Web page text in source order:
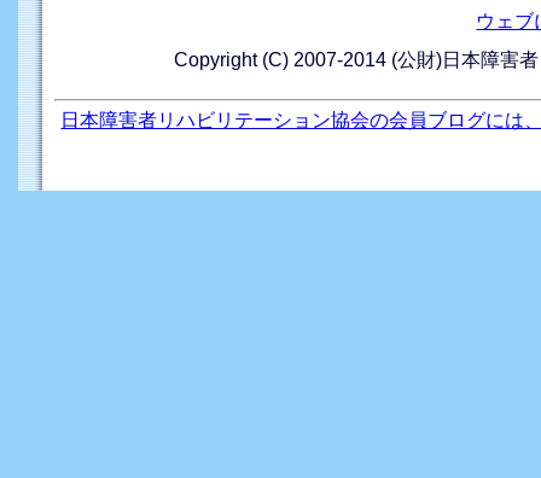
ウェブ
Copyright (C) 2007-2014 (公財)日本障害
日本障害者リハビリテーション協会の会員ブログには